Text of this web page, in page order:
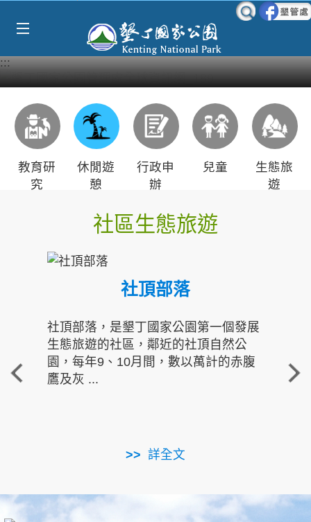
:::
教育研
究
休閒遊
憩
行政申
辦
兒童
生態旅
遊
社區生態旅遊
社頂部落
社頂部落，是墾丁國家公園第一個發展
生態旅遊的社區，鄰近的社頂自然公
園，每年9、10月間，數以萬計的赤腹
鷹及灰 ...
詳全文
重
走進